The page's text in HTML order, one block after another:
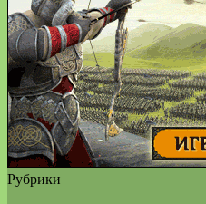
Рубрики